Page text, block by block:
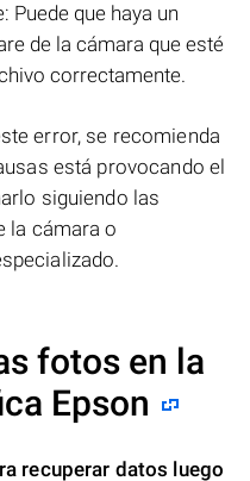
Puede que haya un
de la cámara que esté
correctamente.
error, se recomienda
está provocando el
siguiendo las
la cámara o
fotos en la
Epson
recuperar datos luego